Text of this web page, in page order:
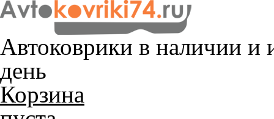
Автоковрики в наличии и
день
Корзина